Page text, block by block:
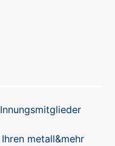
metall&mehr